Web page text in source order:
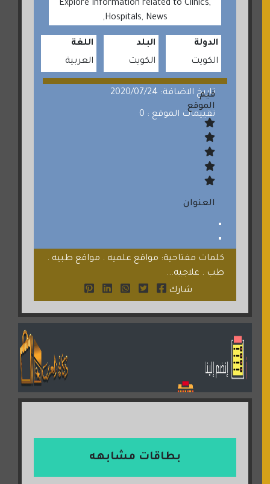
Explore Information related to Clinics,
Hospitals, News,
الدولة
الكويت
البلد
الكويت
اللغة
العربية
تاريخ الاضافة: 2020/07/24
تقييمات الموقع : 0
قيم
الموقع
العنوان
كلمات مفتاحية: مواقع علميه . مواقع طبيه .
طب . علاجيه...
شارك
بطاقات مشابهه